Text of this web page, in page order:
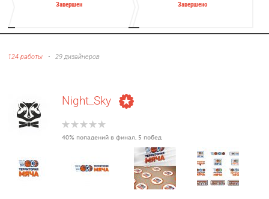
Завершен Завершено
124 работы •29 дизайнеров
Night_Sky
40% попадений в финал, 5 побед